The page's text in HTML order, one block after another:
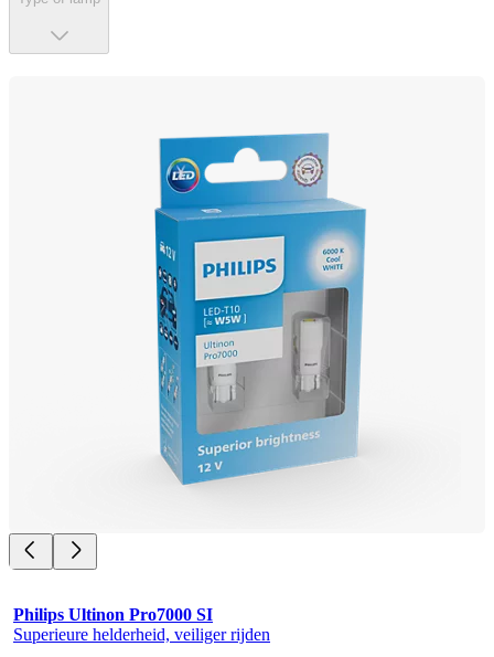
Philips Ultinon Pro7000 SI
Superieure helderheid, veiliger rijden